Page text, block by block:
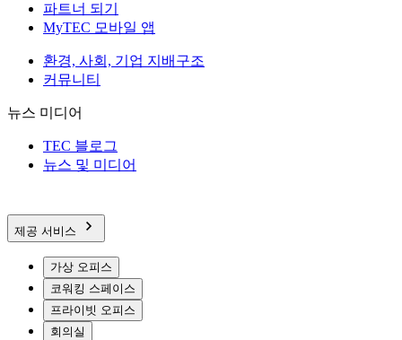
파트너 되기
MyTEC 모바일 앱
환경, 사회, 기업 지배구조
커뮤니티
뉴스 미디어
TEC 블로그
뉴스 및 미디어
제공 서비스
가상 오피스
코워킹 스페이스
프라이빗 오피스
회의실